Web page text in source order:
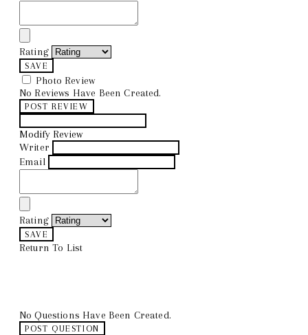
Rating
SAVE
Photo Review
No Reviews Have Been Created.
POST REVIEW
Modify Review
Writer
Email
Rating
SAVE
Return To List
No Questions Have Been Created.
POST QUESTION